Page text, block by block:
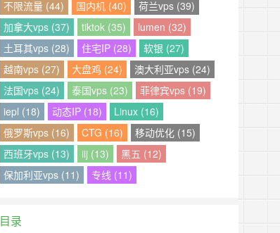
不限流量 (44)
国内机 (40)
荷兰vps (39)
加拿大vps (37)
tiktok (35)
lumen (32)
土耳其vps (28)
住宅IP (28)
软银 (27)
越南vps (27)
大盘鸡 (24)
澳大利亚vps (24)
法国vps (24)
泰国vps (23)
菲律宾vps (19)
iepl (18)
动态IP (18)
Linux (16)
俄罗斯vps (16)
CTG (16)
移动优化 (15)
西班牙vps (13)
iij (13)
黑五 (12)
保加利亚vps (11)
专线 (11)
目录